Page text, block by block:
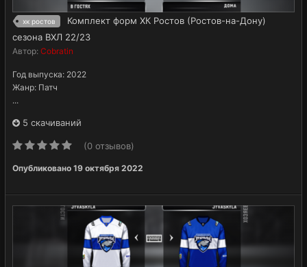
хк ростов
Комплект форм ХК Ростов (Ростов-на-Дону)
сезона ВХЛ 22/23
Автор: Cobratin
Год выпуска: 2022
Жанр: Патч
...
5 скачиваний
(0 отзывов)
Опубликовано 19 октября 2022